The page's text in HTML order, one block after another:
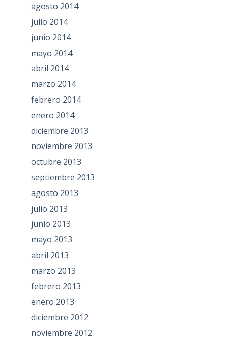
agosto 2014
julio 2014
junio 2014
mayo 2014
abril 2014
marzo 2014
febrero 2014
enero 2014
diciembre 2013
noviembre 2013
octubre 2013
septiembre 2013
agosto 2013
julio 2013
junio 2013
mayo 2013
abril 2013
marzo 2013
febrero 2013
enero 2013
diciembre 2012
noviembre 2012